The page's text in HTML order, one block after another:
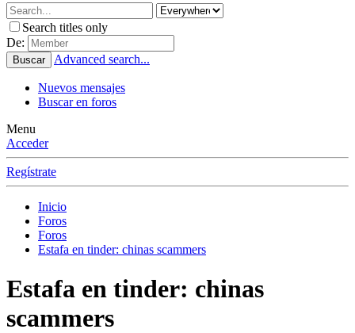
Search titles only
De:
Buscar Advanced search...
Nuevos mensajes
Buscar en foros
Menu
Acceder
Regístrate
Inicio
Foros
Foros
Estafa en tinder: chinas scammers
Estafa en tinder: chinas
scammers